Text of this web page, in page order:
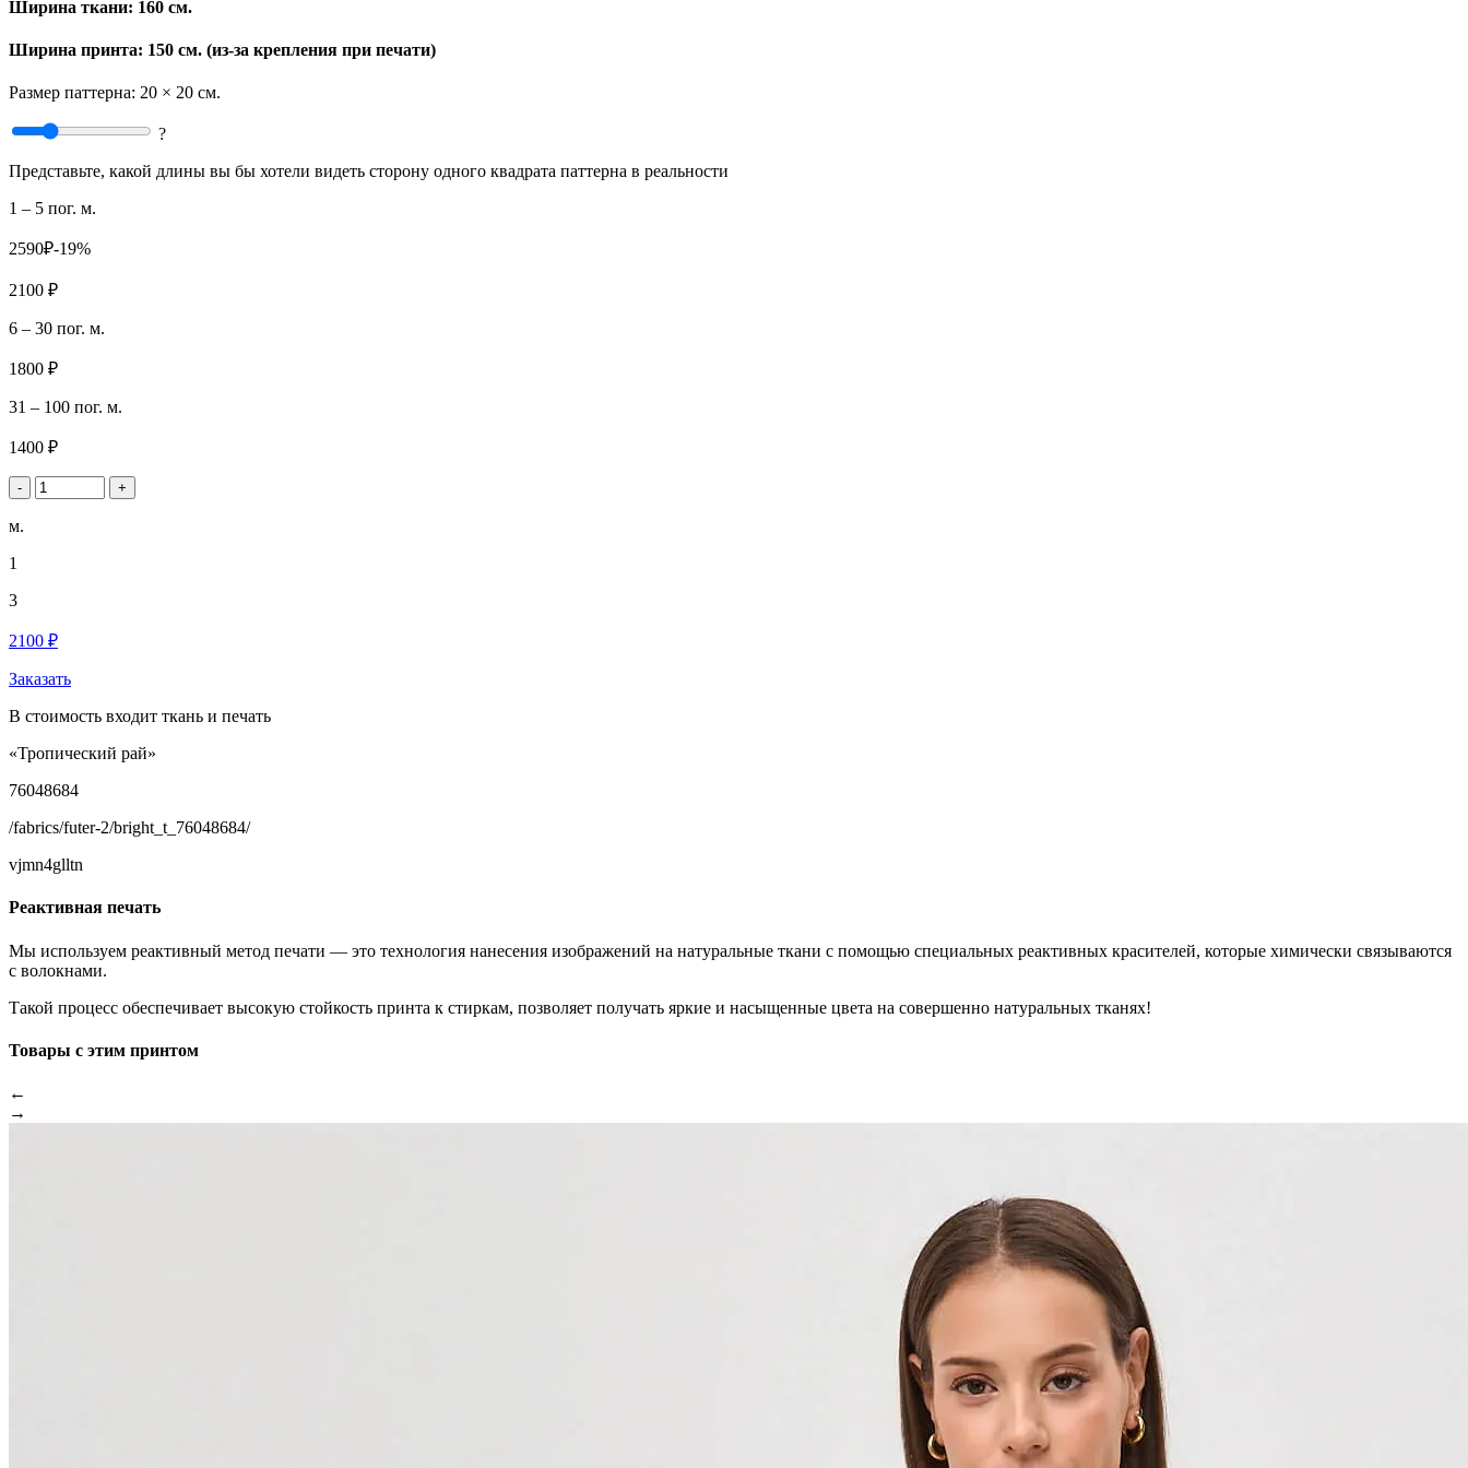
Ширина ткани: 160 см.
Ширина принта: 150 см. (из-за крепления при печати)
Размер паттерна: 20 × 20 см.
?
Представьте, какой длины вы бы хотели видеть сторону одного квадрата паттерна в реальности
1 – 5 пог. м.
2590₽-19%
2100 ₽
6 – 30 пог. м.
1800 ₽
31 – 100 пог. м.
1400 ₽
- +
м.
1
3
2100 ₽
Заказать
В стоимость входит ткань и печать
«Тропический рай»
76048684
/fabrics/futer-2/bright_t_76048684/
vjmn4glltn
Реактивная печать
Мы используем реактивный метод печати — это технология нанесения изображений на натуральные ткани с помощью специальных реактивных красителей, которые химически связываются
с волокнами.
Такой процесс обеспечивает высокую стойкость принта к стиркам, позволяет получать яркие и насыщенные цвета на совершенно натуральных тканях!
Товары с этим принтом
←
→